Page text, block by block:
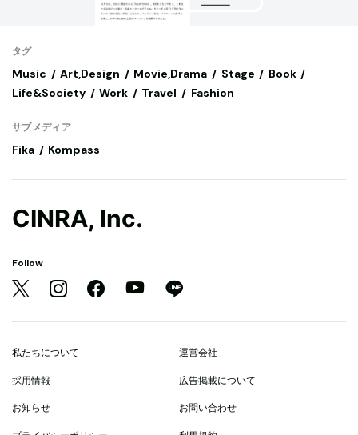
タグ
Music Art,Design Movie,Drama Stage
Book
Life&Society
Work Travel Fashion
サブメディア
Fika Kompass
CINRA, Inc.
Follow
私たちについて 運営会社
採用情報 広告掲載について
お知らせ お問い合わせ